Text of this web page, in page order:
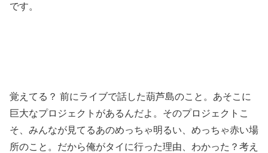
です。
覚えてる？ 前にライブで話した葫芦島のこと。あそこに
巨大なプロジェクトがあるんだよ。そのプロジェクトこ
そ、みんなが見てるあのめっちゃ明るい、めっちゃ赤い場
所のこと。だから俺がタイに行った理由、わかった？考え